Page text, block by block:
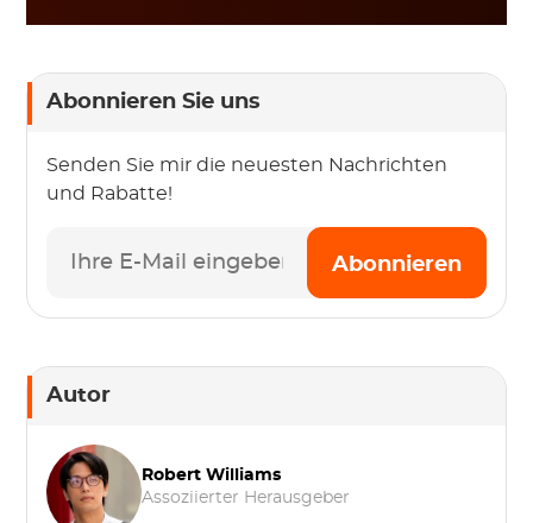
Abonnieren Sie uns
Senden Sie mir die neuesten Nachrichten
und Rabatte!
Abonnieren
Autor
Robert Williams
Assoziierter Herausgeber